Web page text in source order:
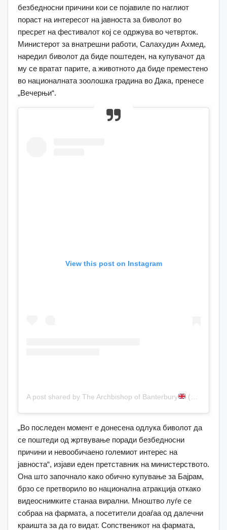
безбедносни причини кои се појавиле по наглиот
пораст на интересот на јавноста за биволот во
пресрет на фестивалот кој се одржува во четврток.
Министерот за внатрешни работи, Салахудин Ахмед,
наредил биволот да биде поштеден, на купувачот да
му се вратат парите, а животното да биде преместено
во националната зоолошка градина во Дака, пренесе
„Вечерњи“.
View this post on Instagram
A post shared by The Archbishop of Banterbury (@thearchbishopofbanterbury)
„Во последен момент е донесена одлука биволот да
се поштеди од жртвување поради безбедносни
причини и невообичаено големиот интерес на
јавноста“, изјави еден претставник на министерството.
Она што започнало како обично купување за Бајрам,
брзо се претворило во национална атракција откако
видеоснимките станаа вирални. Мноштво луѓе се
собраа на фармата, а посетители доаѓаа од далечни
краишта за да го видат. Сопственикот на фармата,